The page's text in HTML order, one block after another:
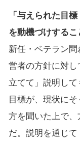
「与えられた目
を動機づけするこ
新任・ベテラン
営者の方針に対
立てて」説明し
目標が、現状に
方を聞いた上で
だ。説明を通じ